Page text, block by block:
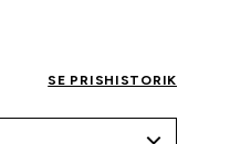
SE PRISHISTORIK